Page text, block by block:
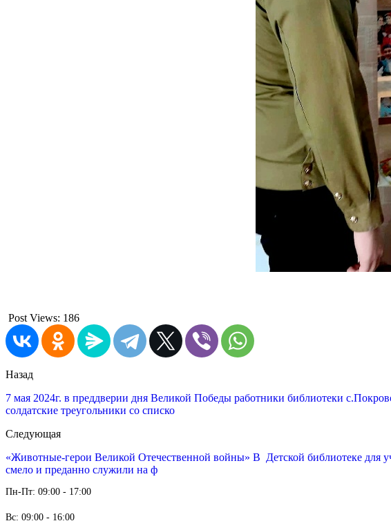
Post Views: 186
Назад
7 мая 2024г. в преддверии дня Великой Победы работники библиотеки
солдатские треугольники со списко
Следующая
«Животные-герои Великой Отечественной войны» В Детской библиотеке
смело и преданно служили на ф
Пн-Пт: 09:00 - 17:00
Вс: 09:00 - 16:00